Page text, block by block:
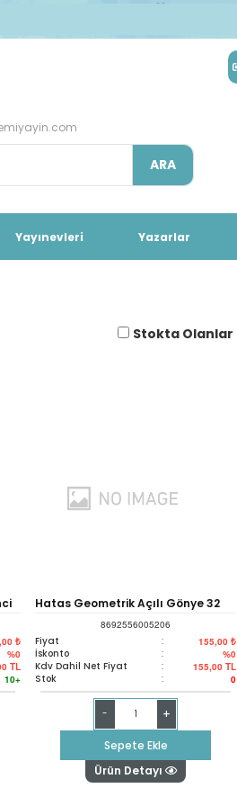
ARA
Yayınevleri Yazarlar
Stokta Olanlar
₺
%0
TL
10+
Hatas Geometrik Açılı Gönye 32
Cm 0520
8692556005206
Fiyat : 155,00 ₺
İskonto : %0
Kdv Dahil Net Fiyat : 155,00 TL
Stok : 0
- +
Sepete Ekle
Ürün Detayı